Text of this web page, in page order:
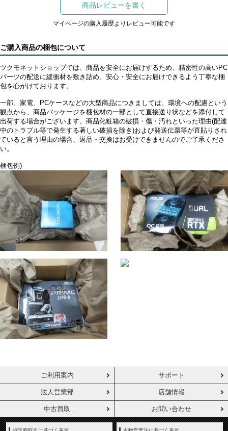
商品レビューを書く
マイページの購入履歴よりレビュー可能です
ご購入商品の梱包について
ツクモネットショップでは、商品を安全にお届けするため、精密性の高いPC
パーツの配送に緩衝材を敷き詰め、安心・安全にお届けできるよう丁寧な梱
包を心がけております。
一部、家電、PCケースなどの大型商品につきましては、環境への配慮という
観点から、商品パッケージを梱包材の一部として直接送り状などを添付して
出荷する場合がございます。商品化粧箱の破損・傷・汚れといった理由(配達
中のトラブル等で発生する著しい破損を除き)および発送伝票等が直貼りされ
ていると言う理由の場合、返品・交換はお受けできませんのでご了承くださ
い。
梱包例)
ご利用案内 サポート
法人営業部 店舗情報
中古買取 お問い合わせ